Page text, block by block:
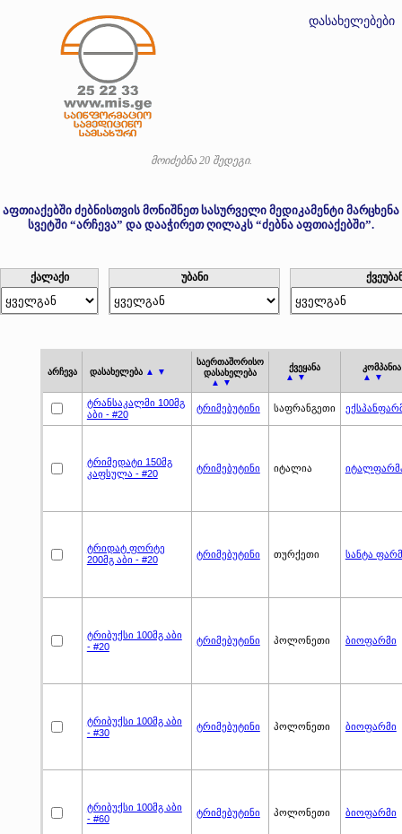
დასახელებები
მოიძებნა 20 შედეგი.
აფთიაქებში ძებნისთვის მონიშნეთ სასურველი მედიკამენტი მარცხენა
სვეტში “არჩევა” და დააჭირეთ ღილაკს “ძებნა აფთიაქებში”.
ქალაქი უბანი
არჩევა დასახელება ▲ ▼
საერთაშორისო
დასახელება
▲ ▼
ქვეყანა
▲ ▼
კომპანია
▲ ▼
ტრანსაკალმი 100მგ
აბი - #20
ტრიმებუტინი საფრანგეთი
ტრიმედატი 150მგ
კაფსულა - #20
ტრიმებუტინი იტალია
ტრიდატ ფორტე
200მგ აბი - #20
ტრიმებუტინი თურქეთი სანტა
ტრიბუქსი 100მგ აბი
- #20
ტრიმებუტინი პოლონეთი ბიოფარმი
ტრიბუქსი 100მგ აბი
- #30
ტრიმებუტინი პოლონეთი ბიოფარმი
ტრიბუქსი 100მგ აბი
- #60
ტრიმებუტინი პოლონეთი ბიოფარმი